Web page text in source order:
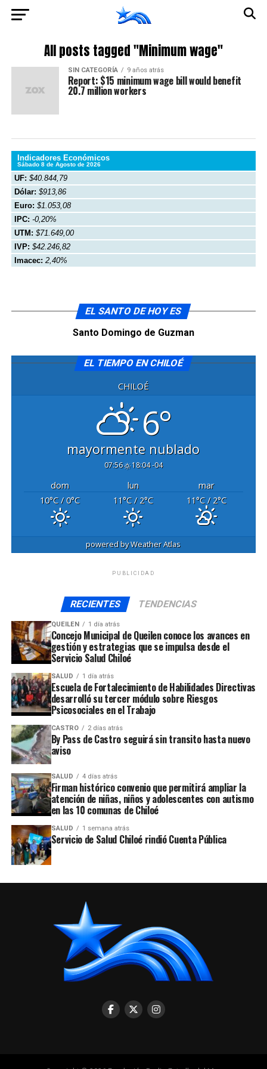
All posts tagged "Minimum wage"
SIN CATEGORÍA 9 años atrás
Report: $15 minimum wage bill would benefit
20.7 million workers
Indicadores Económicos
Sábado 8 de Agosto de 2026
UF: $40.844,79
Dólar: $913,86
Euro: $1.053,08
IPC: -0,20%
UTM: $71.649,00
IVP: $42.246,82
Imacec: 2,40%
EL SANTO DE HOY ES
Santo Domingo de Guzman
EL TIEMPO EN CHILOÉ
CHILOÉ
6°
mayormente nublado
07:56 18:04 -04
dom lun
mar
10°C/ 0°C 11°C/ 2°C 11°C/ 2°C
powered byWeather Atlas
PUBLICIDAD
RECIENTES TENDENCIAS
QUEILEN 1 día atrás
Concejo Municipal de Queilen conoce los avances en
gestión y estrategias que se impulsa desde el
Servicio Salud Chiloé
SALUD 1 día atrás
Escuela de Fortalecimiento de Habilidades Directivas
desarrolló su tercer módulo sobre Riesgos
Psicosociales en el Trabajo
CASTRO 2 días atrás
By Pass de Castro seguirá sin transito hasta nuevo
aviso
SALUD 4 días atrás
Firman histórico convenio que permitirá ampliar la
atención de niñas, niños y adolescentes con autismo
en las 10 comunas de Chiloé
SALUD 1 semana atrás
Servicio de Salud Chiloé rindió Cuenta Pública